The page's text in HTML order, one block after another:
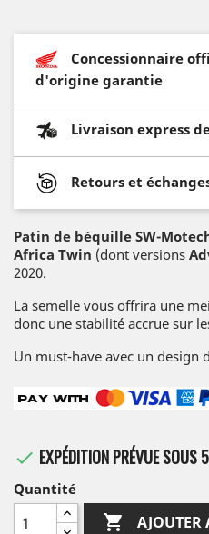
Concessionnaire
d'origine garantie
Livraison express
Retours et
Patin de béquille SW-
Africa Twin (dont versions
2020.
La semelle vous offrira une
donc une stabilité accrue sur
Un must-have avec un design
 EXPÉDITION PRÉVUE SOUS
Quantité
 AJOUTER